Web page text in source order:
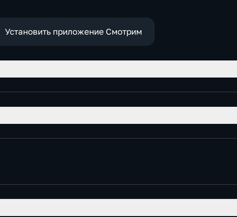
Установить приложение Смотрим